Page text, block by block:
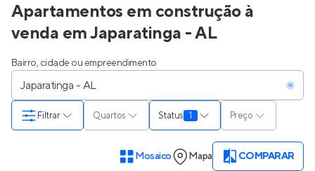
Apartamentos em construção à
venda em Japaratinga - AL
Bairro, cidade ou empreendimento
Quartos Status 1 Preço
Filtrar
Mosaico Mapa COMPARAR